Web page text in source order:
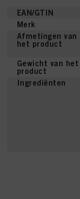
EAN/GTIN
Merk
Afmetingen van
het product
Gewicht van het
product
Ingrediënten